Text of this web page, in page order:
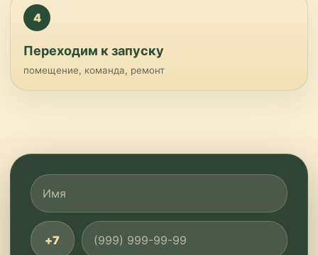
4
Переходим к запуску
помещение, команда, ремонт
+7